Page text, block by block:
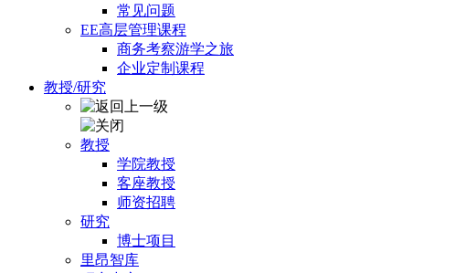
常见问题
EE高层管理课程
商务考察游学之旅
企业定制课程
教授/研究
教授
学院教授
客座教授
师资招聘
研究
博士项目
里昂智库